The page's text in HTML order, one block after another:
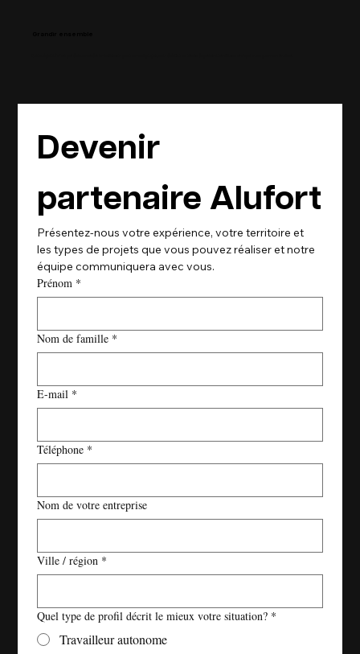
Devenir
partenaire Alufort
Présentez-nous votre expérience, votre territoire et
les types de projets que vous pouvez réaliser et notre
équipe communiquera avec vous.
Prénom *
Nom de famille *
E-mail *
Téléphone *
Nom de votre entreprise
Ville / région *
Quel type de profil décrit le mieux votre situation? *
Travailleur autonome